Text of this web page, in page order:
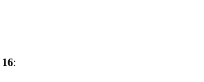
16: